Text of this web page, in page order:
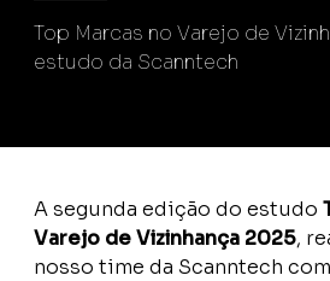
Top Marcas no Varejo de
estudo da Scanntech
A segunda edição do estudo
Varejo de Vizinhança 2025,
nosso time da Scanntech